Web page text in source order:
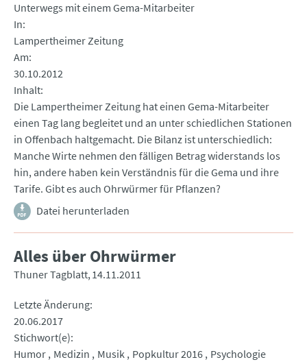
Unterwegs mit einem Gema-Mitarbeiter
In
Lampertheimer Zeitung
Am
30.10.2012
Inhalt
Die Lampertheimer Zeitung hat einen Gema-Mitarbeiter
einen Tag lang begleitet und an unter schiedlichen Stationen
in Offenbach haltgemacht. Die Bilanz ist unterschiedlich:
Manche Wirte nehmen den fälligen Betrag widerstands los
hin, andere haben kein Verständnis für die Gema und ihre
Tarife. Gibt es auch Ohrwürmer für Pflanzen?
Datei herunterladen
Alles über Ohrwürmer
Thuner Tagblatt 14.11.2011
Letzte Änderung
20.06.2017
Stichwort(e)
Humor Medizin Musik Popkultur 2016 Psychologie